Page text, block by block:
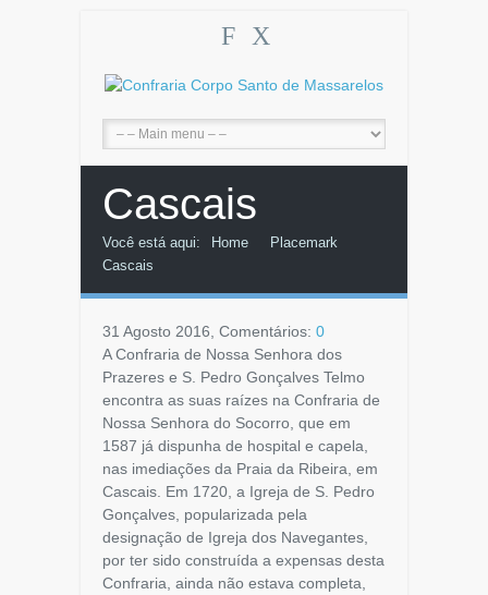
F X
Cascais
Você está aqui: Home
Placemark
Cascais
31 Agosto 2016, Comentários: 0
A Confraria de Nossa Senhora dos
Prazeres e S. Pedro Gonçalves Telmo
encontra as suas raízes na Confraria de
Nossa Senhora do Socorro, que em
1587 já dispunha de hospital e capela,
nas imediações da Praia da Ribeira, em
Cascais. Em 1720, a Igreja de S. Pedro
Gonçalves, popularizada pela
designação de Igreja dos Navegantes,
por ter sido construída a expensas desta
Confraria, ainda não estava completa,